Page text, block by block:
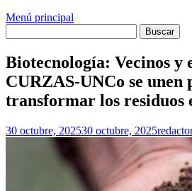
Menú principal
Biotecnología: Vecinos y
CURZAS-UNCo se unen
transformar los residuos
30 octubre, 202530 octubre, 2025